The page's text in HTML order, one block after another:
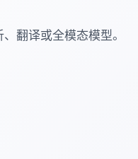
翻译或全模态模型。